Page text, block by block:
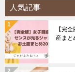
人気記事
【完
産まと